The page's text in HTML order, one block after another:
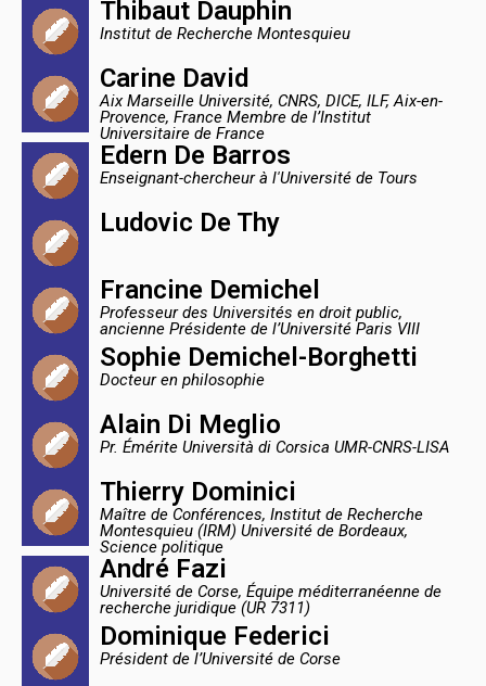
Thibaut Dauphin
Institut de Recherche Montesquieu
Carine David
Aix Marseille Université, CNRS, DICE, ILF, Aix-en-
Provence, France Membre de l’Institut
Universitaire de France
Edern De Barros
Enseignant-chercheur à l'Université de Tours
Ludovic De Thy
Francine Demichel
Professeur des Universités en droit public,
ancienne Présidente de l’Université Paris VIII
Sophie Demichel-Borghetti
Docteur en philosophie
Alain Di Meglio
Pr. Émérite Università di Corsica UMR-CNRS-LISA
Thierry Dominici
Maître de Conférences, Institut de Recherche
Montesquieu (IRM) Université de Bordeaux,
Science politique
André Fazi
Université de Corse, Équipe méditerranéenne de
recherche juridique (UR 7311)
Dominique Federici
Président de l’Université de Corse